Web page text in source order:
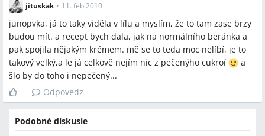
jituskak • 11. feb 2010
junopvka, já to taky viděla v lílu a myslím, že to tam zase brzy
budou mít. a recept bych dala, jak na normálního beránka a
pak spojila nějakým krémem. mě se to teda moc nelíbí, je to
takový velký,a le já celkově nejím nic z pečenýho cukroí
a
šlo by do toho i nepečený...
Odpovedz
Podobné diskusie